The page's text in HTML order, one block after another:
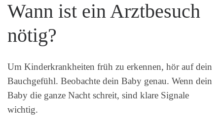
Wann ist ein Arztbesuch
nötig?
Um Kinderkrankheiten früh zu erkennen, hör auf dein
Bauchgefühl. Beobachte dein Baby genau. Wenn dein
Baby die ganze Nacht schreit, sind klare Signale
wichtig.